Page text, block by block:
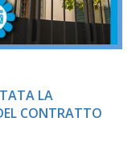
LA
CONTRATTO